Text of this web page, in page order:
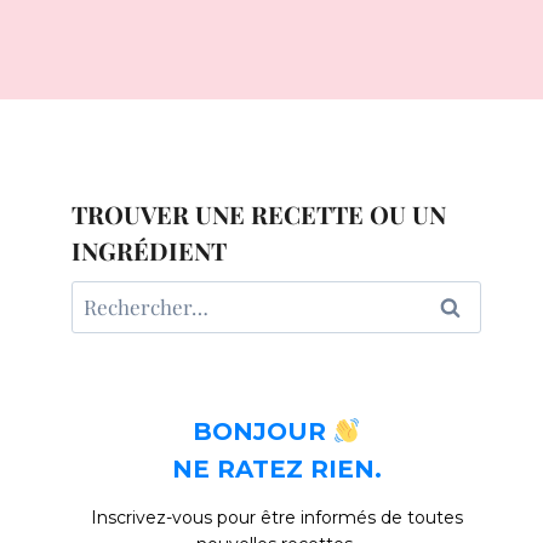
TROUVER UNE RECETTE OU UN
INGRÉDIENT
Rechercher :
BONJOUR
NE RATEZ RIEN.
Inscrivez-vous pour être informés de toutes